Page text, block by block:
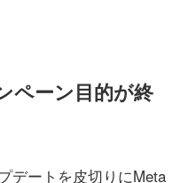
ペーン目的が終
デートを皮切りにMeta